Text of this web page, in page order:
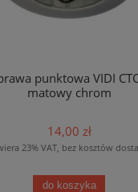
punktowa VIDI
matowy chrom
14,00 zł
23% VAT, bez kosztów
do koszyka